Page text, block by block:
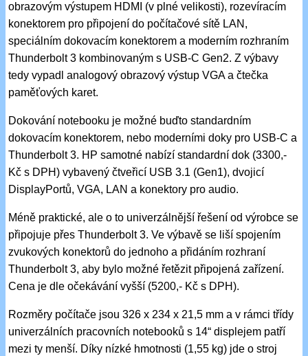
obrazovým výstupem HDMI (v plné velikosti), rozevíracím
konektorem pro připojení do počítačové sítě LAN,
speciálním dokovacím konektorem a moderním rozhraním
Thunderbolt 3 kombinovaným s USB-C Gen2. Z výbavy
tedy vypadl analogový obrazový výstup VGA a čtečka
paměťových karet.
Dokování notebooku je možné buďto standardním
dokovacím konektorem, nebo moderními doky pro USB-C a
Thunderbolt 3. HP samotné nabízí standardní dok (3300,-
Kč s DPH) vybavený čtveřicí USB 3.1 (Gen1), dvojicí
DisplayPortů, VGA, LAN a konektory pro audio.
Méně praktické, ale o to univerzálnější řešení od výrobce se
připojuje přes Thunderbolt 3. Ve výbavě se liší spojením
zvukových konektorů do jednoho a přidáním rozhraní
Thunderbolt 3, aby bylo možné řetězit připojená zařízení.
Cena je dle očekávání vyšší (5200,- Kč s DPH).
Rozměry počítače jsou 326 x 234 x 21,5 mm a v rámci třídy
univerzálních pracovních notebooků s 14“ displejem patří
mezi ty menší. Díky nízké hmotnosti (1,55 kg) jde o stroj